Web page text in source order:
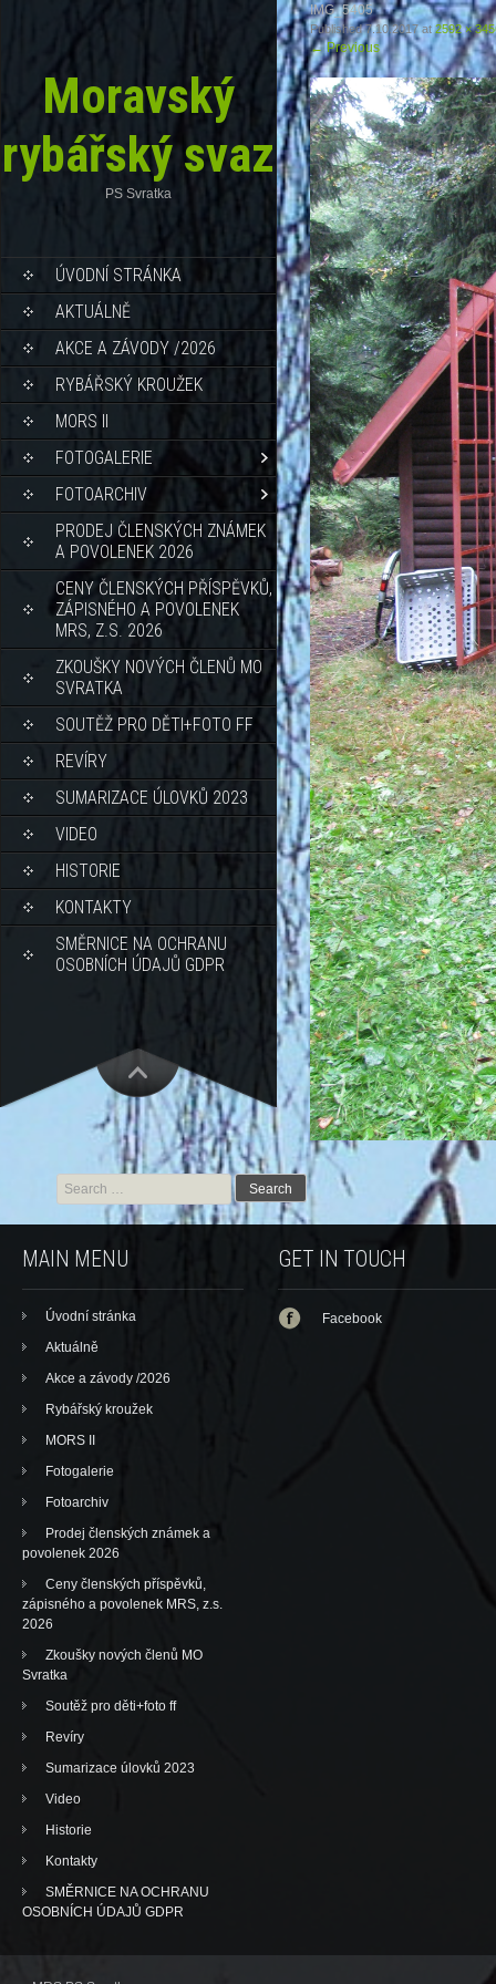
Moravský
rybářský svaz
PS Svratka
ÚVODNÍ STRÁNKA
AKTUÁLNĚ
AKCE A ZÁVODY /2026
RYBÁŘSKÝ KROUŽEK
MORS II
FOTOGALERIE
FOTOARCHIV
PRODEJ ČLENSKÝCH ZNÁMEK
A POVOLENEK 2026
CENY ČLENSKÝCH PŘÍSPĚVKŮ,
ZÁPISNÉHO A POVOLENEK
MRS, Z.S. 2026
ZKOUŠKY NOVÝCH ČLENŮ MO
SVRATKA
SOUTĚŽ PRO DĚTI+FOTO FF
REVÍRY
SUMARIZACE ÚLOVKŮ 2023
VIDEO
HISTORIE
KONTAKTY
SMĚRNICE NA OCHRANU
OSOBNÍCH ÚDAJŮ GDPR
IMG_5405
Published7.10.2017at2592 ×
←Previous
Search for:
MAIN MENU
Úvodní stránka
Aktuálně
Akce a závody /2026
Rybářský kroužek
MORS II
Fotogalerie
Fotoarchiv
Prodej členských známek a
povolenek 2026
Ceny členských příspěvků,
zápisného a povolenek MRS, z.s.
2026
Zkoušky nových členů MO
Svratka
Soutěž pro děti+foto ff
Revíry
Sumarizace úlovků 2023
Video
Historie
Kontakty
SMĚRNICE NA OCHRANU
OSOBNÍCH ÚDAJŮ GDPR
GET IN TOUCH
Facebook